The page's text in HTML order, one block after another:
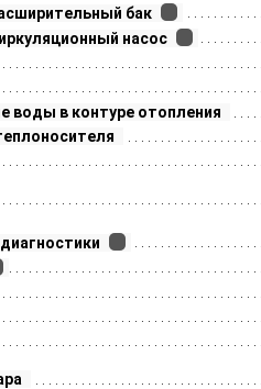
бак
насос
воды в контуре отопления